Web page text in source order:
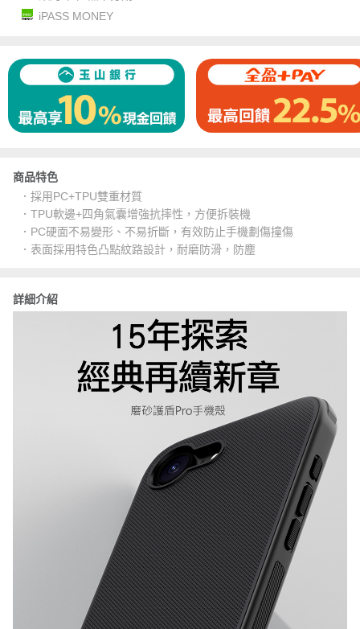
iPASS MONEY
商品特色
．採用PC+TPU雙重材質
．TPU軟邊+四角氣囊增強抗摔性，方便拆裝機
．PC硬面不易變形、不易折斷，有效防止手機劃傷撞傷
．表面採用特色凸點紋路設計，耐磨防滑，防塵
詳細介紹